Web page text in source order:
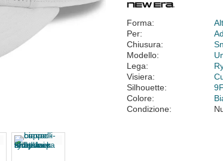
Forma:
Per:
Chiusura:
Modello:
Lega:
Visiera:
Silhouette:
Colore:
Condizione: